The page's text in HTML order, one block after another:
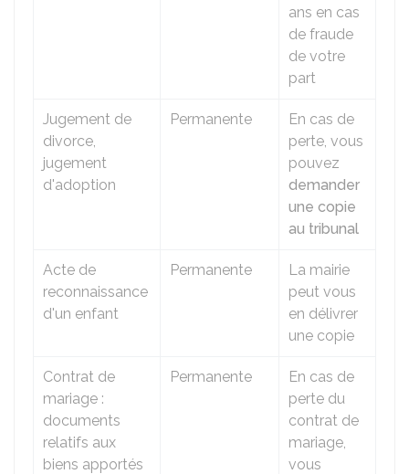
ans en cas
de fraude
de votre
part
Jugement de
divorce,
jugement
d'adoption
Permanente
En cas de
perte, vous
pouvez
demander
une copie
au tribunal
Acte de
reconnaissance
d'un enfant
Permanente
La mairie
peut vous
en délivrer
une copie
Contrat de
mariage :
documents
relatifs aux
biens apportés
Permanente
En cas de
perte du
contrat de
mariage,
vous